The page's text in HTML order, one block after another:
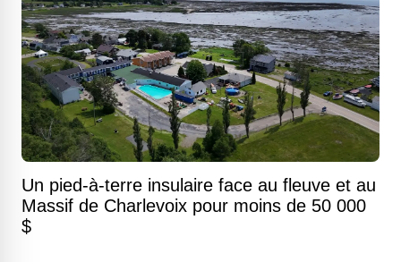
Un pied-à-terre insulaire face au fleuve et au
Massif de Charlevoix pour moins de 50 000
$